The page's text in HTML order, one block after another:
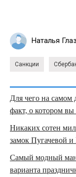
Наталья
Санкции
Для чего на самом
факт, о котором вы
Никаких сотен
замок Пугачевой
Самый модный
варианта